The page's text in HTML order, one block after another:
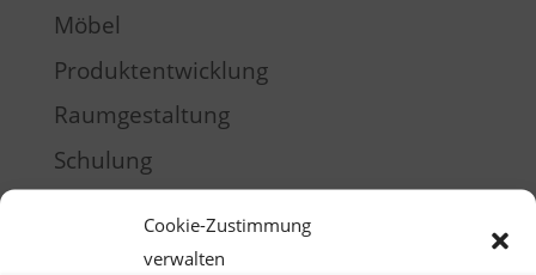
Cookie-Zustimmung
verwalten
Möbel
Produktentwicklung
Raumgestaltung
Schulung